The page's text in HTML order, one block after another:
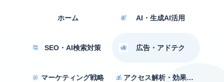
ホーム AI・生成AI活用
SEO・AI検索対策 広告・アドテク
マーケティング戦略 アクセス解析・効果測定